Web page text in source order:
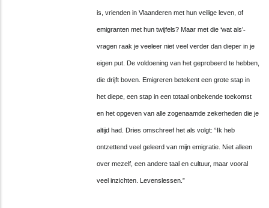
is, vrienden in Vlaanderen met hun veilige leven, of
emigranten met hun twijfels? Maar met die‘wat als’-
vragen raak je veeleer niet veel verder dan dieper in je
eigen put. De voldoening van het geprobeerd te hebben,
die drijft boven. Emigreren betekent een grote stap in
het diepe, een stap in een totaal onbekende toekomst
en het opgeven van alle zogenaamde zekerheden die je
altijd had. Dries omschreef het als volgt:“Ik heb
ontzettend veel geleerd van mijn emigratie. Niet alleen
over mezelf, een andere taal en cultuur, maar vooral
veel inzichten. Levenslessen.”